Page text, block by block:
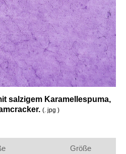
salzigem Karamellespuma,
(. jpg )
Größe